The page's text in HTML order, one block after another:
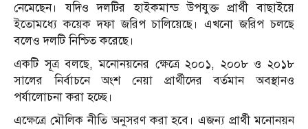
নেমেছেন। যদিও দলটির হাইকমান্ড উপযুক্ত প্রার্থী বাছাইয়ে
ইতোমধ্যে কয়েক দফা জরিপ চালিয়েছে। এখনো জরিপ চলছে
বলেও দলটি নিশ্চিত করেছে।
একটি সূত্র বলছে, মনোনয়নের ক্ষেত্রে ২০০১, ২০০৮ ও ২০১৮
সালের নির্বাচনে অংশ নেয়া প্রার্থীদের বর্তমান অবস্থানও
পর্যালোচনা করা হচ্ছে।
এক্ষেত্রে মৌলিক নীতি অনুসরণ করা হবে। এজন্য প্রার্থী মনোনয়ন